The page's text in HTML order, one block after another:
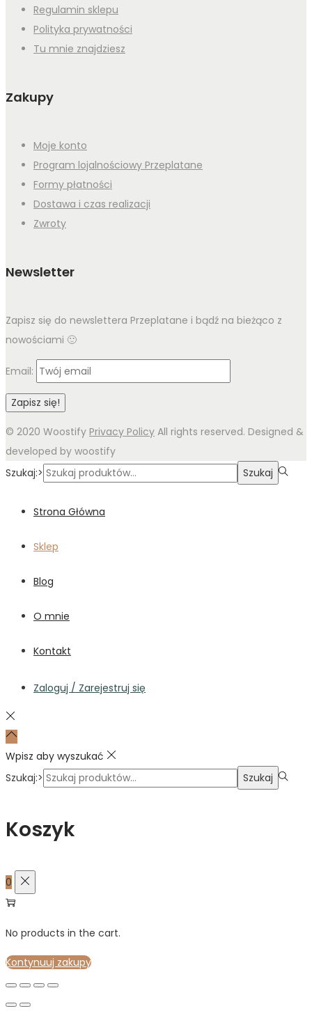
Regulamin sklepu
Polityka prywatności
Tu mnie znajdziesz
Zakupy
Moje konto
Program lojalnościowy Przeplatane
Formy płatności
Dostawa i czas realizacji
Zwroty
Newsletter
Zapisz się do newslettera Przeplatane i bądź na bieżąco z
nowościami 🙂
Email:
© 2020 Woostify Privacy Policy All rights reserved. Designed &
developed by woostify
Szukaj:>
Szukaj
Strona Główna
Sklep
Blog
O mnie
Kontakt
Zaloguj / Zarejestruj się
Wpisz aby wyszukać
Szukaj:>
Szukaj
Koszyk
0
No products in the cart.
Kontynuuj zakupy